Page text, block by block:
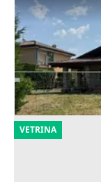
Asta
con pertinenze
Calusco d'Adda
Offerta minima
194.022 €
10/09/2026
VETRINA